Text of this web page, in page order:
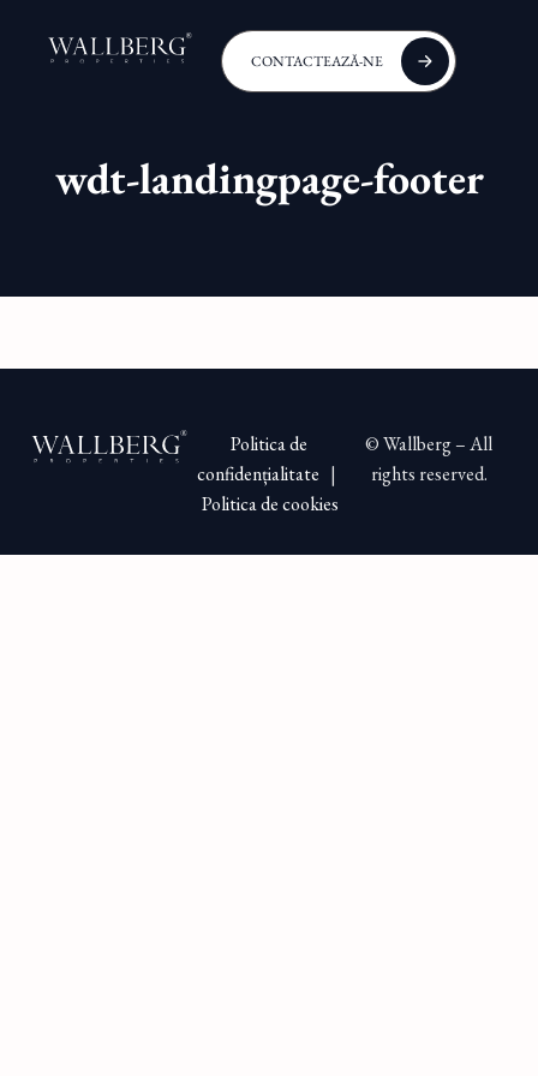
CONTACTEAZĂ-NE
wdt-landingpage-footer
Politica de
confidențialitate |
Politica de cookies
© Wallberg – All
rights reserved.